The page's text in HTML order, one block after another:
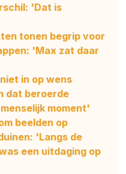
'Dat is
tonen begrip voor
'Max zat daar
in op wens
dat beroerde
moment'
beelden op
'Langs de
een uitdaging op